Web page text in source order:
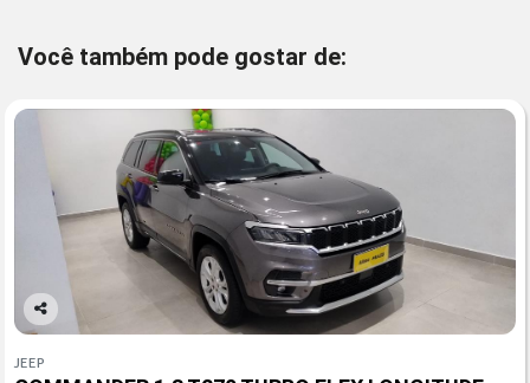
Você também pode gostar de:
Co
arti
JEEP